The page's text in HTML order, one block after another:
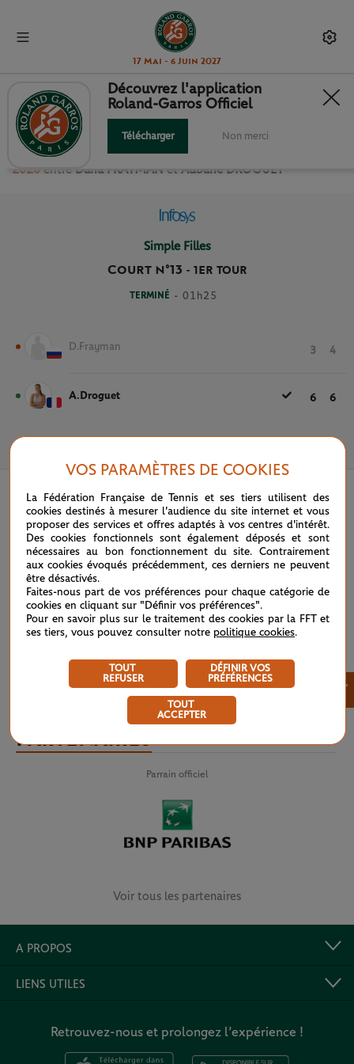
17 Mai - 6 Juin 2027
1ER TOUR SIMPLE FILLES
Revivez le match du 1er Tour Simple Filles Roland Garros
2020 entre Daria FRAYMAN et Aubane DROGUET
Simple Filles
Court n°13 - 1ER TOUR
TERMINÉ - 01h25
D.Frayman 3 4
A.Droguet 6 6
Découvrez l'application
Roland-Garros Officiel
Télécharger Non merci
PARTENAIRES
Parrain officiel
Voir tous les partenaires
A PROPOS
LIENS UTILES
Retrouvez-nous et prolongez l’expérience !
VOS PARAMÈTRES DE COOKIES
La Fédération Française de Tennis et ses tiers utilisent des
cookies destinés à mesurer l'audience du site internet et vous
proposer des services et offres adaptés à vos centres d'intérêt.
Des cookies fonctionnels sont également déposés et sont
nécessaires au bon fonctionnement du site. Contrairement
aux cookies évoqués précédemment, ces derniers ne peuvent
être désactivés.
Faites-nous part de vos préférences pour chaque catégorie de
cookies en cliquant sur "Définir vos préférences".
Pour en savoir plus sur le traitement des cookies par la FFT et
ses tiers, vous pouvez consulter notre politique cookies.
TOUT
REFUSER
DÉFINIR VOS
PRÉFÉRENCES
TOUT
ACCEPTER